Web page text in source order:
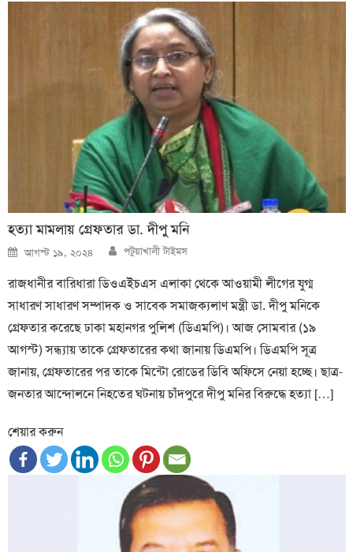
হত্যা মামলায় গ্রেফতার ডা. দীপু মনি
Posted
on
আগস্ট ১৯, ২০২৪ Author
পটুয়াখালী টাইমস
রাজধানীর বারিধারা ডিওএইচএস এলাকা থেকে আওয়ামী লীগের যুগ্ম
সাধারণ সাধারণ সম্পাদক ও সাবেক সমাজক্যলাণ মন্ত্রী ডা. দীপু মনিকে
গ্রেফতার করেছে ঢাকা মহানগর পুলিশ (ডিএমপি)। আজ সোমবার (১৯
আগস্ট) সন্ধ্যায় তাকে গ্রেফতারের কথা জানায় ডিএমপি। ডিএমপি সূত্র
জানায়, গ্রেফতারের পর তাকে মিন্টো রোডের ডিবি অফিসে নেয়া হচ্ছে। ছাত্র-
জনতার আন্দোলনে নিহতের ঘটনায় চাঁদপুরে দীপু মনির বিরুদ্ধে হত্যা […]
শেয়ার করুন